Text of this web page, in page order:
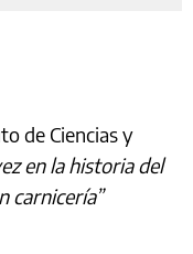
de Ciencias y
en la historia del
carnicería”